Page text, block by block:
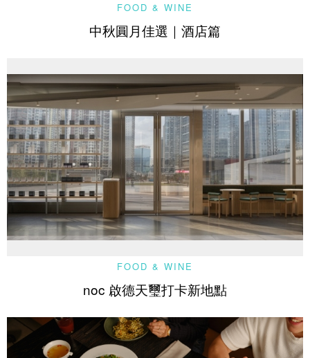
FOOD & WINE
中秋圓月佳選｜酒店篇
FOOD & WINE
noc 啟德天璽打卡新地點